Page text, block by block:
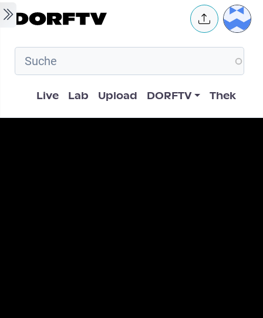
Skip to main content User
Hauptnavigation
Live Lab Upload DORFTV Thek